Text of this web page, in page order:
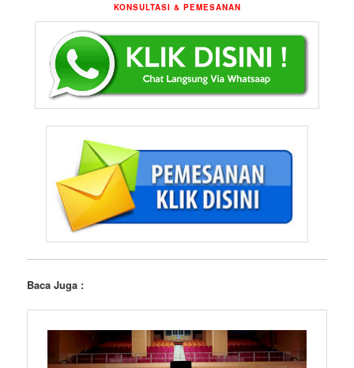
KONSULTASI & PEMESANAN
Baca Juga :